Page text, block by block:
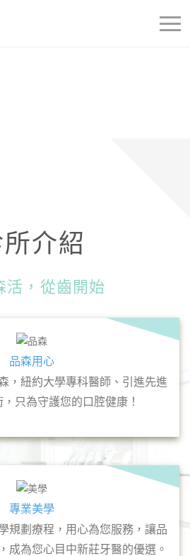
介紹
活，從齒開始
品森用心
，紐約大學專科醫師、引進先進
只為守護您的口腔健康！
專業美學
規劃療程，用心為您服務，讓品
成為您心目中新莊牙醫的優選。